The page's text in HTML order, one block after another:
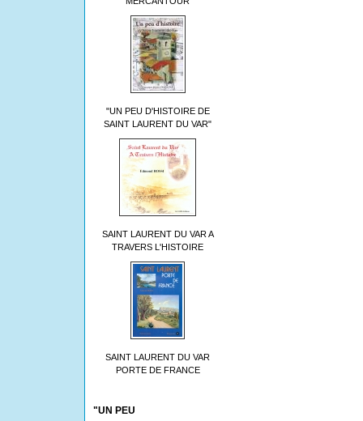
"UN PEU D'HISTOIRE DE
SAINT LAURENT DU VAR"
SAINT LAURENT DU VAR A
TRAVERS L'HISTOIRE
SAINT LAURENT DU VAR
PORTE DE FRANCE
"UN PEU